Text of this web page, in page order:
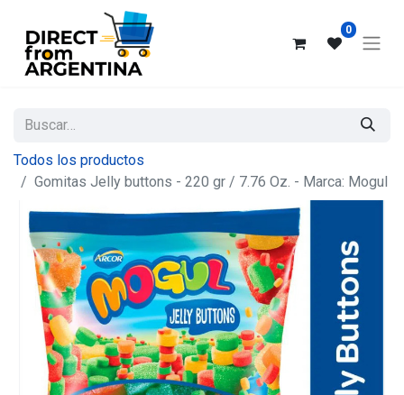
0
Todos los productos
Gomitas Jelly buttons - 220 gr / 7.76 Oz. - Marca: Mogul